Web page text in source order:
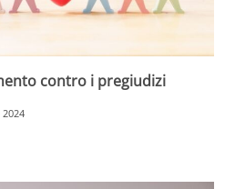
contro i pregiudizi